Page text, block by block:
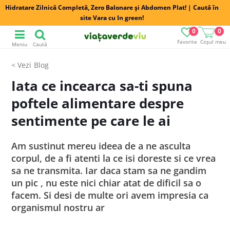
Hidratare Zilnică Completă, Zero Balonare și Abdomen Plat! | Caută în
site Vara cu In green!
Favorite
0
Coșul meu
0
Meniu Caută
Blog
Iata ce incearca sa-ti spuna
poftele alimentare despre
sentimente pe care le ai
Am sustinut mereu ideea de a ne asculta
corpul, de a fi atenti la ce isi doreste si ce vrea
sa ne transmita. Iar daca stam sa ne gandim
un pic , nu este nici chiar atat de dificil sa o
facem. Si desi de multe ori avem impresia ca
organismul nostru ar